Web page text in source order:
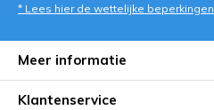
* Lees hier de wettelijke beperkingen
Meer informatie
Klantenservice